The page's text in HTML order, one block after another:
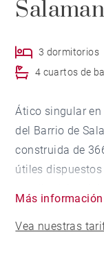
3 dormitorios
4 cuartos de
Ático singular en
del Barrio de
construida de
útiles
que los
Más información
Vea nuestras